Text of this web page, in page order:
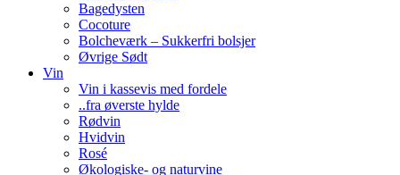
Bagedysten
Cocoture
Bolcheværk – Sukkerfri bolsjer
Øvrige Sødt
Vin
Vin i kassevis med fordele
..fra øverste hylde
Rødvin
Hvidvin
Rosé
Økologiske- og naturvine